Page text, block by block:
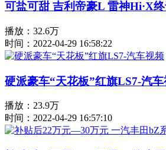
可盐可甜 吉利帝豪L 雷神Hi·X
播放：32.6万
时间：2022-04-29 16:58:22
硬派豪车“天花板”红旗LS7-汽
播放：23.9万
时间：2022-04-29 16:57:10